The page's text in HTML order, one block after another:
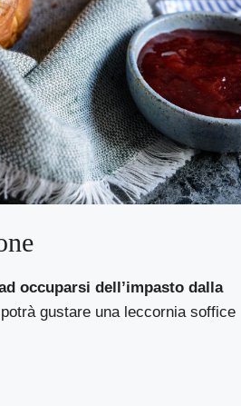
occuparsi dell’impasto dalla
gustare una leccornia soffice